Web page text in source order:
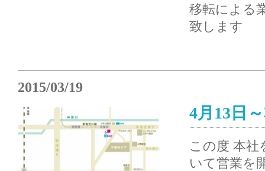
移転による
致します
2015/03/19
4月13日
この度 本社
いて営業を